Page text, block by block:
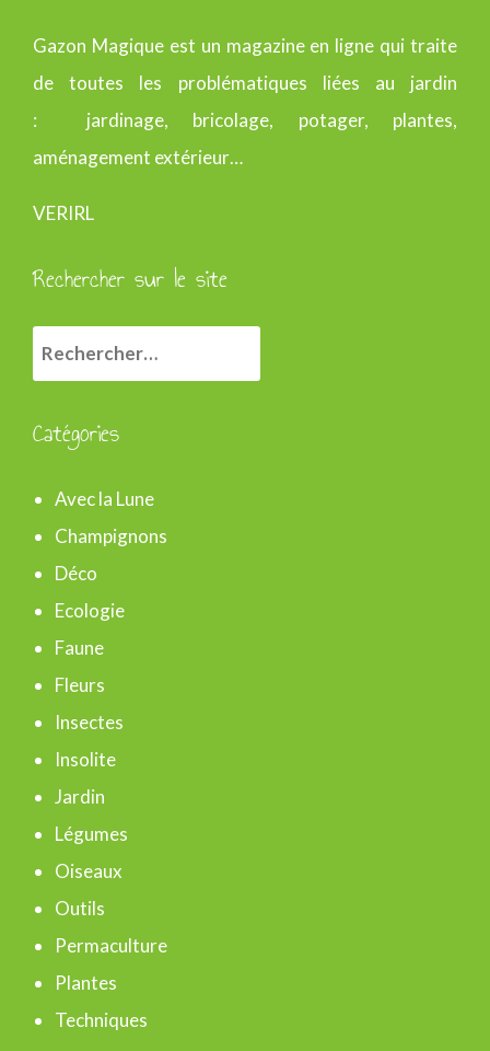
Gazon Magique est un magazine en ligne qui traite
de toutes les problématiques liées au jardin
: jardinage, bricolage, potager, plantes,
aménagement extérieur…
VERIRL
Rechercher sur le site
R
e
e
r
c
h
e
r
Catégories
Avec la Lune
Champignons
Déco
Ecologie
Faune
Fleurs
Insectes
Insolite
Jardin
Légumes
Oiseaux
Outils
Permaculture
Plantes
Techniques